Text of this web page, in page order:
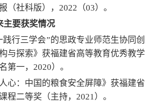
（社科版），2022（03）。
主要获奖情况
践行三学会”的思政专业师范生协同创
与探索》获福建省高等教育优秀教学
第一，2020）。
心：中国的粮食安全屏障》获福建省
程二等奖（主持，2021）。